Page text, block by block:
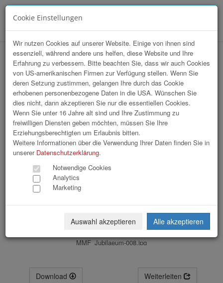
hr-lounge Ost 5-Jahres-Feier in Wien
MMF_Jubilaeum-008.jpg
Download Weiterleiten
Cookie Einstellungen
Wir nutzen Cookies auf unserer Website. Einige von ihnen sind
essenziell, während andere uns helfen, diese Website und Ihre
Erfahrung zu verbessern. Bitte beachten Sie, dass wir auch Cookies
von US-amerikanischen Firmen zur Verfügung stellen. Wenn Sie
deren Setzung zustimmen, gelangen Ihre durch das Cookie
erhobenen personenbezogene Daten in die USA. Wünschen Sie
dies nicht, dann akzeptieren Sie nur die essentiellen Cookies.
Wenn Sie unter 16 Jahre alt sind und Ihre Zustimmung zu
freiwilligen Diensten geben möchten, müssen Sie Ihre
Erziehungsberechtigten um Erlaubnis bitten.
Weitere Informationen über die Verwendung Ihrer Daten finden Sie in
unserer Datenschutzerklärung.
Notwendige Cookies
Analytics
Marketing
Auswahl akzeptieren Alle akzeptieren